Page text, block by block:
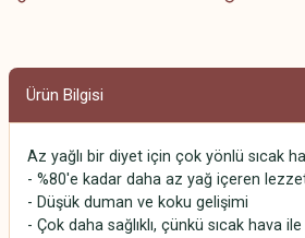
Ürün Bilgisi
Az yağlı bir diyet için çok yönlü sıcak
- %80'e kadar daha az yağ içeren
- Düşük duman ve koku gelişimi
- Çok daha sağlıklı, çünkü sıcak hava